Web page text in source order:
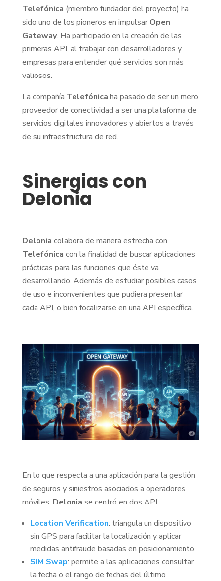
Telefónica (miembro fundador del proyecto) ha
sido uno de los pioneros en impulsar Open
Gateway. Ha participado en la creación de las
primeras API, al trabajar con desarrolladores y
empresas para entender qué servicios son más
valiosos.
La compañía Telefónica ha pasado de ser un mero
proveedor de conectividad a ser una plataforma de
servicios digitales innovadores y abiertos a través
de su infraestructura de red.
Sinergias con
Delonia
Delonia colabora de manera estrecha con
Telefónica con la finalidad de buscar aplicaciones
prácticas para las funciones que éste va
desarrollando. Además de estudiar posibles casos
de uso e inconvenientes que pudiera presentar
cada API, o bien focalizarse en una API específica.
En lo que respecta a una aplicación para la gestión
de seguros y siniestros asociados a operadores
móviles, Delonia se centró en dos API.
Location Verification: triangula un dispositivo
sin GPS para facilitar la localización y aplicar
medidas antifraude basadas en posicionamiento.
SIM Swap: permite a las aplicaciones consultar
la fecha o el rango de fechas del último